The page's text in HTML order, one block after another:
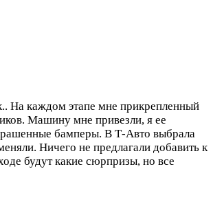
На каждом этапе мне прикрепленный
Машину мне привезли, я ее
бамперы. В Т-Авто выбрала
Ничего не предлагали добавить к
будут какие сюрпризы, но все